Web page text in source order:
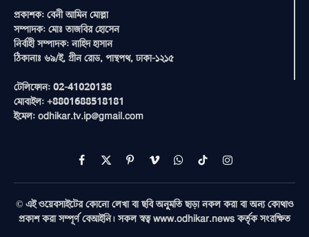
প্রকাশক: বেনী আমিন মোল্লা
সম্পাদক: মোঃ তাজবির হোসেন
নির্বাহী সম্পাদক: নাহিদ হাসান
ঠিকানাঃ ৬৯/ই, গ্রীন রোড, পান্থপথ, ঢাকা-১২১৫
টেলিফোন: 02-41020138
মোবাইল: +8801688518181
ইমেল: odhikar.tv.ip@gmail.com
Facebook
X
(Twitter)
PinterestVimeoWhatsAppTikTokInstagram
© এই ওয়েবসাইটের কোনো লেখা বা ছবি অনুমতি ছাড়া নকল করা বা অন্য কোথাও
প্রকাশ করা সম্পূর্ণ বেআইনি। সকল স্বত্ব www.odhikar.news কর্তৃক সংরক্ষিত